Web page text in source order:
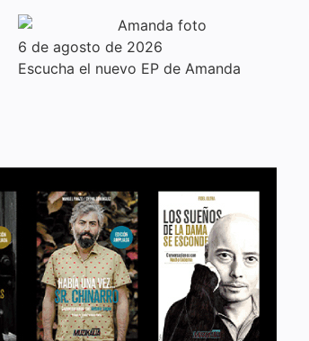
6 de agosto de 2026
Escucha el nuevo EP de Amanda